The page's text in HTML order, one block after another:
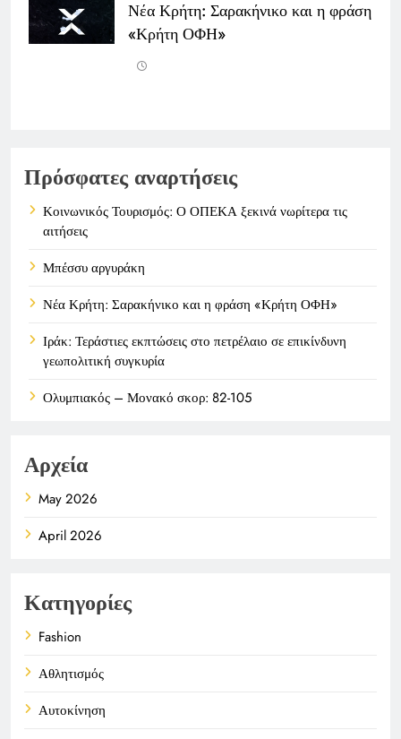
Νέα Κρήτη: Σαρακήνικο και η φράση
«Κρήτη ΟΦΗ»
Πρόσφατες αναρτήσεις
Κοινωνικός Τουρισμός: Ο ΟΠΕΚΑ ξεκινά νωρίτερα τις
αιτήσεις
Μπέσσυ αργυράκη
Νέα Κρήτη: Σαρακήνικο και η φράση «Κρήτη ΟΦΗ»
Ιράκ: Τεράστιες εκπτώσεις στο πετρέλαιο σε επικίνδυνη
γεωπολιτική συγκυρία
Ολυμπιακός – Μονακό σκορ: 82-105
Αρχεία
May 2026
April 2026
Κατηγορίες
Fashion
Αθλητισμός
Αυτοκίνηση